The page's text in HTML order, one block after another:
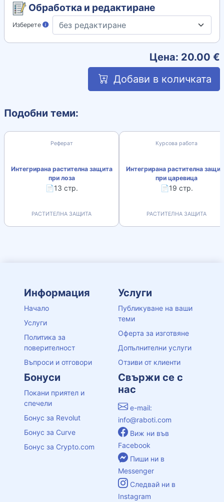
Обработка и редактиране
Изберете
Цена: 20.00 €
Добави в количката
Подобни теми:
Реферат
Интегрирана растителна защита
при лоза
📄13 стр.
РАСТИТЕЛНА ЗАЩИТА
Курсова работа
Интегрирана растителна
при царевица
📄19 стр.
РАСТИТЕЛНА ЗАЩИТА
Информация
Начало
Услуги
Политика за
поверителност
Въпроси и отговори
Услуги
Публикуване на ваши
теми
Оферта за изготвяне
Допълнителни услуги
Отзиви от клиенти
Бонуси
Покани приятел и
спечели
Бонус за Revolut
Бонус за Curve
Бонус за Crypto.com
Свържи се с
нас
e-mail:
info@raboti.com
Виж ни във
Facebook
Пиши ни в
Messenger
Следвай ни в
Instagram